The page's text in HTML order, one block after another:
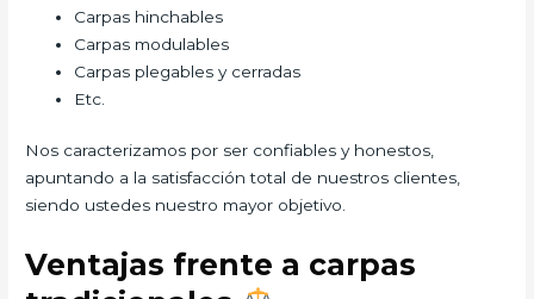
Carpas hinchables
Carpas modulables
Carpas plegables y cerradas
Etc.
Nos caracterizamos por ser confiables y honestos,
apuntando a la satisfacción total de nuestros clientes,
siendo ustedes nuestro mayor objetivo.
Ventajas frente a carpas